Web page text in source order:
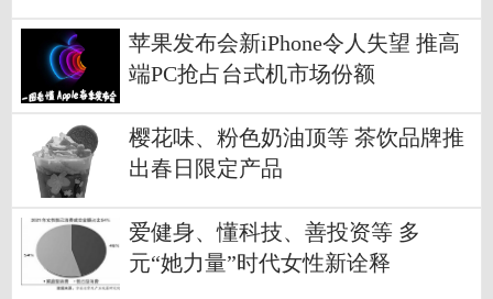
苹果发布会新iPhone令人失望 推高
端PC抢占台式机市场份额
樱花味、粉色奶油顶等 茶饮品牌推
出春日限定产品
爱健身、懂科技、善投资等 多
元“她力量”时代女性新诠释